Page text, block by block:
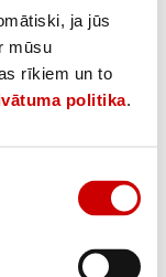
ja jūs
mūsu
rīkiem un to
politika.